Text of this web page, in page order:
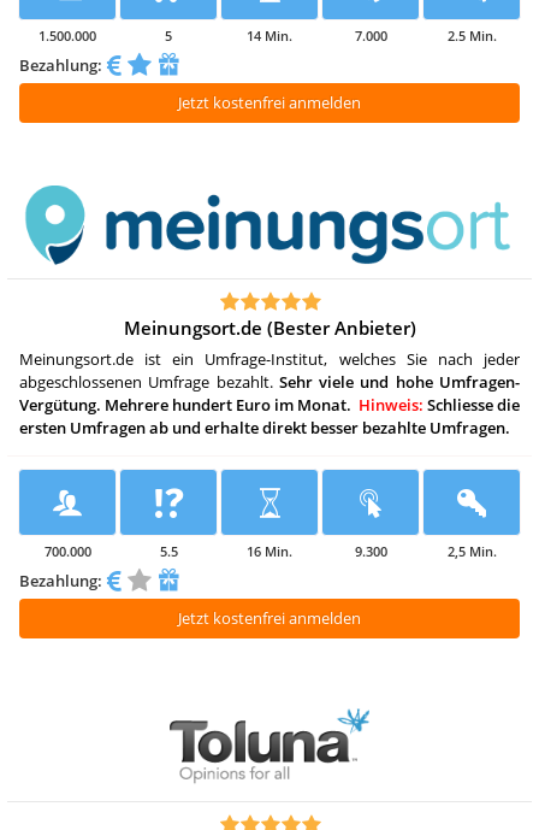
1.500.000 5 14 Min. 7.000 2.5 Min.
Bezahlung:
Jetzt kostenfrei anmelden
Meinungsort.de (Bester Anbieter)
Meinungsort.de ist ein Umfrage-Institut, welches Sie nach jeder
abgeschlossenen Umfrage bezahlt. Sehr viele und hohe Umfragen-
Vergütung. Mehrere hundert Euro im Monat. Hinweis: Schliesse die
ersten Umfragen ab und erhalte direkt besser bezahlte Umfragen.
700.000 5.5 16 Min. 9.300 2,5 Min.
Bezahlung:
Jetzt kostenfrei anmelden